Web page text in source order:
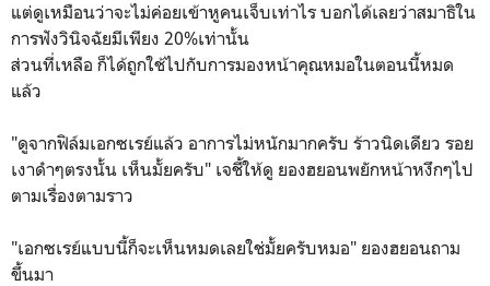
แต่ดูเหมือนว่าจะไม่ค่อยเข้าหูคนเจ็บเท่าไร บอกได้เลยว่าสมาธิใน
การฟังวินิจฉัยมีเพียง 20%เท่านั้น
ส่วนที่เหลือ ก็ได้ถูกใช้ไปกับการมองหน้าคุณหมอในตอนนี้หมด
แล้ว
"ดูจากฟิล์มเอกซเรย์แล้ว อาการไม่หนักมากครับ ร้าวนิดเดียว รอย
เงาดำๆตรงนั้น เห็นมั้ยครับ" เจชี้ให้ดู ยองฮยอนพยักหน้าหงึกๆไป
ตามเรื่องตามราว
"เอกซเรย์แบบนี้ก็จะเห็นหมดเลยใช่มั้ยครับหมอ" ยองฮยอนถาม
ขึ้นมา